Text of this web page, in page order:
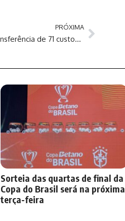
PRÓXIMA
Operação do MPAM tem transferência de 71 custodiados para nova unidade prisional militar
Sorteia das quartas de final da
Copa do Brasil será na próxima
terça-feira